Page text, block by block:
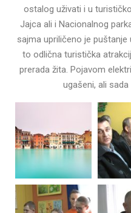
ostalog uživati i u
Jajca ali i Nacionalnog
sajma upriličeno je
to odlična turistička
prerada žita. Pojavom
ugašeni, ali